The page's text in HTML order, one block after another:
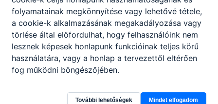
SZAKKEPZES.IKK.HU
PALYAORIENTACIO.NIVE.HU
folyamatainak megkönnyítése vagy lehetővé tétele,
a cookie-k alkalmazásának megakadályozása vagy
törlése által előfordulhat, hogy felhasználóink nem
lesznek képesek honlapunk funkcióinak teljes körű
használatára, vagy a honlap a tervezettől eltérően
fog működni böngészőjében.
További lehetőségek Mindet elfogadom